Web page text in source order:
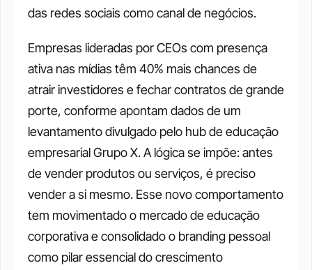
das redes sociais como canal de negócios.
Empresas lideradas por CEOs com presença
ativa nas mídias têm 40% mais chances de
atrair investidores e fechar contratos de grande
porte, conforme apontam dados de um
levantamento divulgado pelo hub de educação
empresarial Grupo X. A lógica se impõe: antes
de vender produtos ou serviços, é preciso
vender a si mesmo. Esse novo comportamento
tem movimentado o mercado de educação
corporativa e consolidado o branding pessoal
como pilar essencial do crescimento